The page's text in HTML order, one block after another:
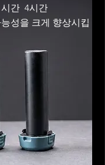
간 4시간
성을 크게 향상시킵